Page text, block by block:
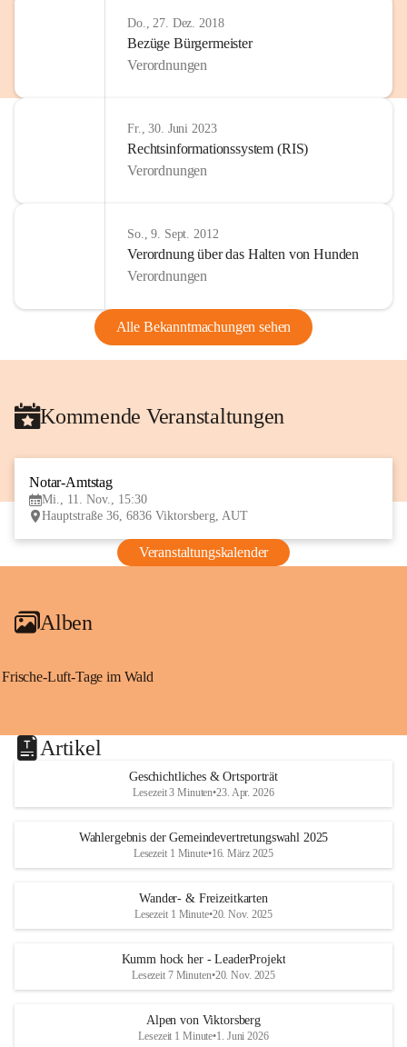
Do., 27. Dez. 2018
Bezüge Bürgermeister
Verordnungen
Fr., 30. Juni 2023
Rechtsinformationssystem (RIS)
Verordnungen
So., 9. Sept. 2012
Verordnung über das Halten von Hunden
Verordnungen
Alle Bekanntmachungen sehen
Kommende Veranstaltungen
Notar-Amtstag
Mi., 11. Nov., 15:30
Hauptstraße 36, 6836 Viktorsberg, AUT
Veranstaltungskalender
Alben
Frische-Luft-Tage im Wald
Artikel
Geschichtliches & Ortsporträt
Lesezeit 3 Minuten•23. Apr. 2026
Wahlergebnis der Gemeindevertretungswahl 2025
Lesezeit 1 Minute•16. März 2025
Wander- & Freizeitkarten
Lesezeit 1 Minute•20. Nov. 2025
Kumm hock her - LeaderProjekt
Lesezeit 7 Minuten•20. Nov. 2025
Alpen von Viktorsberg
Lesezeit 1 Minute•1. Juni 2026